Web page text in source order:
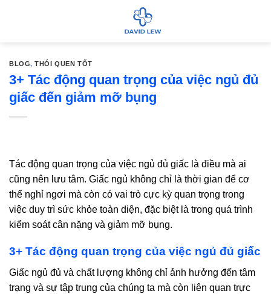
BLOG,THÓI QUEN TỐT
3+ Tác động quan trọng của việc ngủ đủ
giấc đến giảm mỡ bụng
Tác động quan trọng của việc ngủ đủ giấc là điều mà ai
cũng nên lưu tâm. Giấc ngủ không chỉ là thời gian để cơ
thể nghỉ ngơi mà còn có vai trò cực kỳ quan trọng trong
việc duy trì sức khỏe toàn diện, đặc biệt là trong quá trình
kiểm soát cân nặng và giảm mỡ bụng.
3+ Tác động quan trọng của việc ngủ đủ giấc
Giấc ngủ đủ và chất lượng không chỉ ảnh hưởng đến tâm
trạng và sự tập trung của chúng ta mà còn liên quan trực